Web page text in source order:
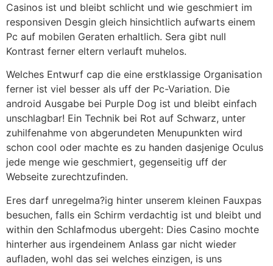
Casinos ist und bleibt schlicht und wie geschmiert im
responsiven Desgin gleich hinsichtlich aufwarts einem
Pc auf mobilen Geraten erhaltlich. Sera gibt null
Kontrast ferner eltern verlauft muhelos.
Welches Entwurf cap die eine erstklassige Organisation
ferner ist viel besser als uff der Pc-Variation. Die
android Ausgabe bei Purple Dog ist und bleibt einfach
unschlagbar! Ein Technik bei Rot auf Schwarz, unter
zuhilfenahme von abgerundeten Menupunkten wird
schon cool oder machte es zu handen dasjenige Oculus
jede menge wie geschmiert, gegenseitig uff der
Webseite zurechtzufinden.
Eres darf unregelma?ig hinter unserem kleinen Fauxpas
besuchen, falls ein Schirm verdachtig ist und bleibt und
within den Schlafmodus ubergeht: Dies Casino mochte
hinterher aus irgendeinem Anlass gar nicht wieder
aufladen, wohl das sei welches einzigen, is uns